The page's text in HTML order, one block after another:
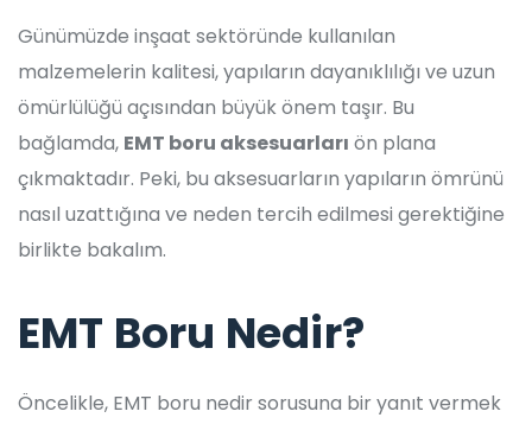
Günümüzde inşaat sektöründe kullanılan
malzemelerin kalitesi, yapıların dayanıklılığı ve uzun
ömürlülüğü açısından büyük önem taşır. Bu
bağlamda, EMT boru aksesuarları ön plana
çıkmaktadır. Peki, bu aksesuarların yapıların ömrünü
nasıl uzattığına ve neden tercih edilmesi gerektiğine
birlikte bakalım.
EMT Boru Nedir?
Öncelikle, EMT boru nedir sorusuna bir yanıt vermek